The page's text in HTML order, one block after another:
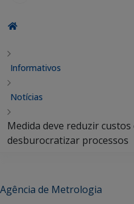
Informativos
Notícias
Medida deve reduzir
desburocratizar processos
Agência de Metrologia